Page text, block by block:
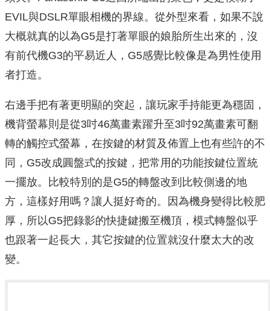
EVIL與DSLR單眼相機的界線。從外型來看，如果不說
大概就真的以為G5是打著單眼的娘胎所生出來的，沒
有前代機G3的平易近人，G5感覺比較像是為男性使用
者打造。
右邊手把有著更明顯的突起，讓玩家手持能更為穩固，
機背螢幕則是從3吋46萬畫素躍升至3吋92萬畫素可翻
轉的觸控式螢幕，在按鍵的材質及佈置上也有些許的不
同，G5改成圓盤式的按鍵，把常用的功能按鍵位置統
一擺放。比較特別的是G5的轉盤改到比較側邊的地
方，這樣好用嗎？讓人挺好奇的。因為機身變得比較肥
厚，所以G5把錄影的快捷鍵搬至機頂，模式轉盤似乎
也跟著一起長大，其它按鍵的位置就沒什麼太大的改
變。